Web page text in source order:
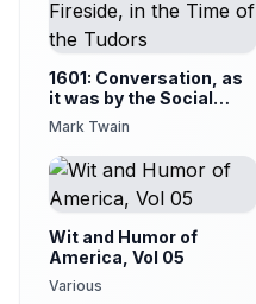
1601: Conversation, as
it was by the Social
Fireside, in the Time of
the Tudors
Mark Twain
Wit and Humor of
America, Vol 05
Various